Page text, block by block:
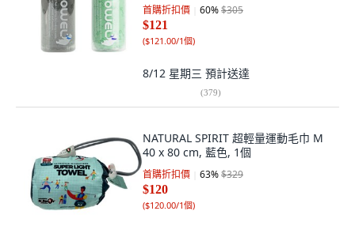
首購折扣價 60%$305
$121
($121.00/1個)
8/12 星期三 預計送達
(379)
NATURAL SPIRIT 超輕量運動毛巾 M
40 x 80 cm, 藍色, 1個
首購折扣價 63%$329
$120
($120.00/1個)